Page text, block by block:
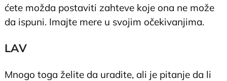
ćete možda postaviti zahteve koje ona ne može
da ispuni. Imajte mere u svojim očekivanjima.
LAV
Mnogo toga želite da uradite, ali je pitanje da li